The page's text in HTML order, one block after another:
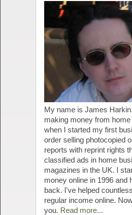
My name is James
making money from
when I started my first
order selling photocopied
reports with reprint rights
classified ads in home
magazines in the UK. I
money online in 1996 and
back. I've helped
regular income online.
you. Read more...